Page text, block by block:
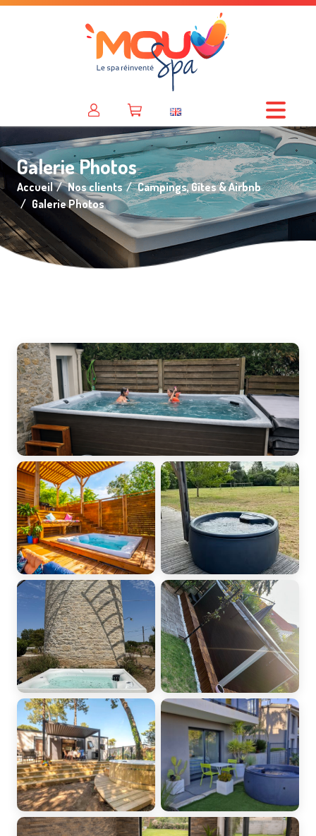
Galerie Photos
Accueil Nos clients
Campings, Gîtes & Airbnb
Galerie Photos